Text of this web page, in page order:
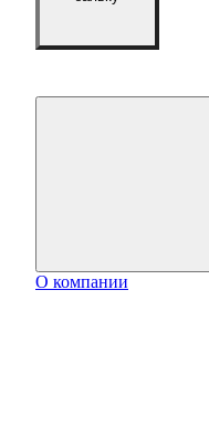
О компании